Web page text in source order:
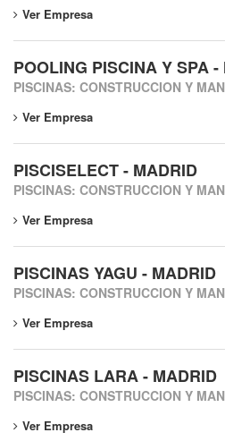
Ver Empresa
POOLING PISCINA Y SPA -
PISCINAS: CONSTRUCCION Y
Ver Empresa
PISCISELECT - MADRID
PISCINAS: CONSTRUCCION Y
Ver Empresa
PISCINAS YAGU - MADRID
PISCINAS: CONSTRUCCION Y
Ver Empresa
PISCINAS LARA - MADRID
PISCINAS: CONSTRUCCION Y
Ver Empresa